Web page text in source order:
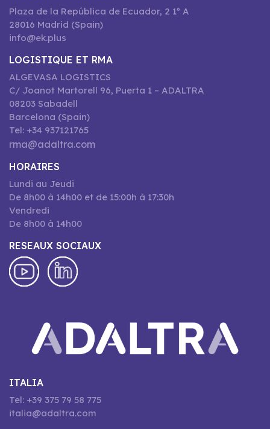
Plaza de la República de Ecuador, 2 1º A
28016 Madrid (Spain)
info@ek.plus
LOGISTIQUE ET RMA
ALGEVASA LOGISTICS
C/ Joanot Martorell 96, Puerta 1 – ADALTRA
08203 Sabadell
Barcelona (Spain)
Tel: +34 937121765
rma@adaltra.com
HORAIRES
Lundi au Jeudi
De 8h00 à 14h00 et de 15:00h à 17:30h
Vendredi
De 8h00 à 14h00
RESEAUX SOCIAUX
ITALIA
Tel: +39 375 79 58 775
italia@adaltra.com